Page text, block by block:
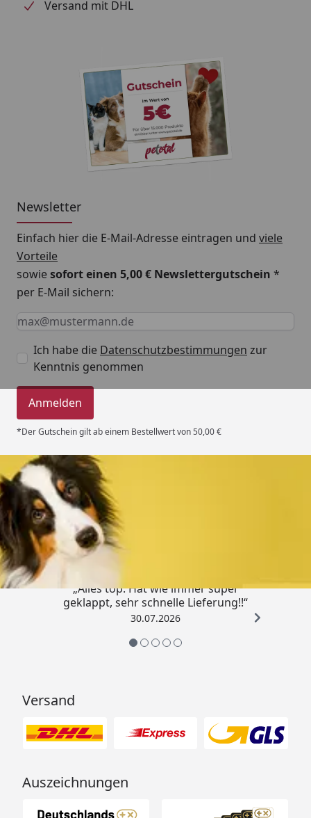
Versand mit DHL
Newsletter
Einfach hier die E-Mail-Adresse eintragen und viele
Vorteile
sowiesofort einen 5,00 € Newslettergutschein *
per E-Mail sichern:
Keine Eingabe erforderlich
Eingabe erforderlich
E-Mail *
Ich habe die Datenschutzbestimmungen zur
Kenntnis genommen
Anmelden
*Der Gutschein gilt ab einem Bestellwert von 50,00 €
Trusted Shops
„Alles top. Hat wie immer super
geklappt, sehr schnelle Lieferung!!“
30.07.2026
Versand
Auszeichnungen